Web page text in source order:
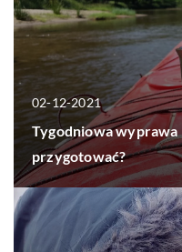
02-12-2021
Tygodniowa wyprawa
przygotować?